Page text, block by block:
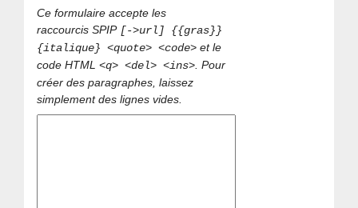
Ce formulaire accepte les
raccourcis SPIP [->url] {{gras}}
{italique} <quote> <code> et le
code HTML<q> <del> <ins>. Pour
créer des paragraphes, laissez
simplement des lignes vides.